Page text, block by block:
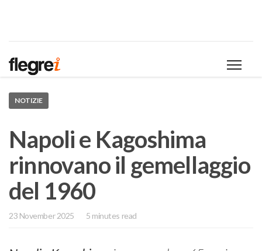
NOTIZIE
Napoli e Kagoshima
rinnovano il gemellaggio
del 1960
23 November 2025 5 minutes read